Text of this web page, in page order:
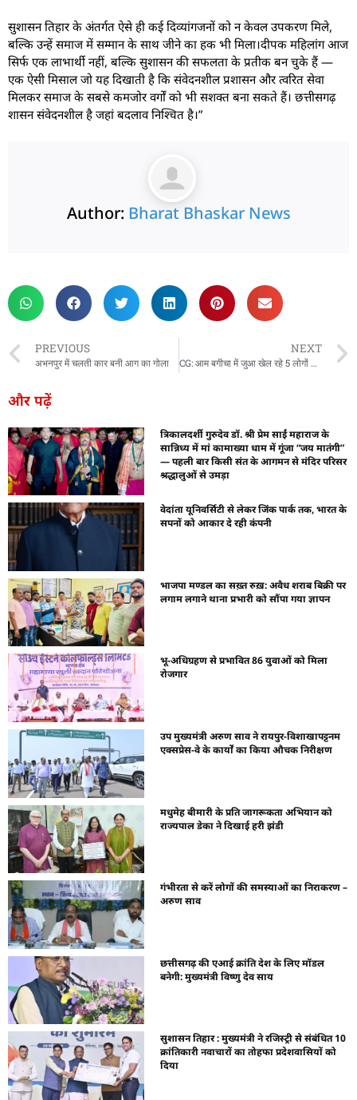
सुशासन तिहार के अंतर्गत ऐसे ही कई दिव्यांगजनों को न केवल उपकरण मिले,
बल्कि उन्हें समाज में सम्मान के साथ जीने का हक भी मिला।दीपक महिलांग आज
सिर्फ एक लाभार्थी नहीं, बल्कि सुशासन की सफलता के प्रतीक बन चुके हैं —
एक ऐसी मिसाल जो यह दिखाती है कि संवेदनशील प्रशासन और त्वरित सेवा
मिलकर समाज के सबसे कमजोर वर्गों को भी सशक्त बना सकते हैं। छत्तीसगढ़
शासन संवेदनशील है जहां बदलाव निश्चित है।”
Author: Bharat Bhaskar News
PREVIOUS
अभनपुर में चलती कार बनी आग का गोला
NEXT
CG: आम बगीचा में जुआ खेल रहे 5 लोगों को पुलिस ने रंगे हाथ पकड़ा
और पढ़ें
त्रिकालदर्शी गुरुदेव डॉ. श्री प्रेम साईं महाराज के
सान्निध्य में मां कामाख्या धाम में गूंजा “जय मातंगी”
— पहली बार किसी संत के आगमन से मंदिर परिसर
श्रद्धालुओं से उमड़ा
वेदांता यूनिवर्सिटी से लेकर जिंक पार्क तक, भारत के
सपनों को आकार दे रही कंपनी
भाजपा मण्डल का सख़्त रुख़: अवैध शराब बिक्री पर
लगाम लगाने थाना प्रभारी को सौंपा गया ज्ञापन
भू-अधिग्रहण से प्रभावित 86 युवाओं को मिला
रोजगार
उप मुख्यमंत्री अरुण साव ने रायपुर-विशाखापट्टनम
एक्सप्रेस-वे के कार्यों का किया औचक निरीक्षण
मधुमेह बीमारी के प्रति जागरूकता अभियान को
राज्यपाल डेका ने दिखाई हरी झंडी
गंभीरता से करें लोगों की समस्याओं का निराकरण –
अरुण साव
छत्तीसगढ़ की एआई क्रांति देश के लिए मॉडल
बनेगी: मुख्यमंत्री विष्णु देव साय
सुशासन तिहार : मुख्यमंत्री ने रजिस्ट्री से संबंधित 10
क्रांतिकारी नवाचारों का तोहफा प्रदेशवासियों को
दिया